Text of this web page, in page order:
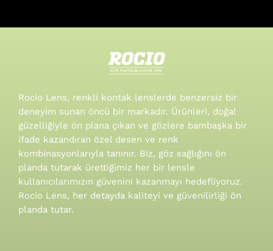
Rocio Lens, renkli kontak lenslerde benzersiz bir
deneyim sunan öncü bir markadır. Ürünleri, doğal
güzelliğiyle ön plana çıkan ve gözlere bambaşka bir
ifade kazandıran özel desen ve renk
kombinasyonlarıyla tanınır. Biz, göz sağlığını ön
planda tutarak ürettiğimiz her bir lensle
kullanıcılarımızın güvenini kazanmayı hedefliyoruz.
Rocio Lens, her detayda kaliteyi ve güvenilirliği ön
planda tutar.